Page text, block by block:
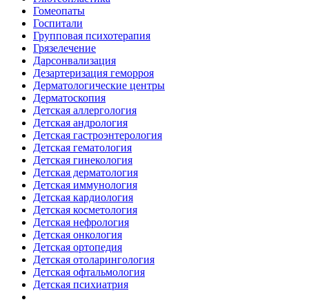
Гомеопаты
Госпитали
Групповая психотерапия
Грязелечение
Дарсонвализация
Дезартеризация геморроя
Дерматологические центры
Дерматоскопия
Детская аллергология
Детская андрология
Детская гастроэнтерология
Детская гематология
Детская гинекология
Детская дерматология
Детская иммунология
Детская кардиология
Детская косметология
Детская нефрология
Детская онкология
Детская ортопедия
Детская отоларингология
Детская офтальмология
Детская психиатрия